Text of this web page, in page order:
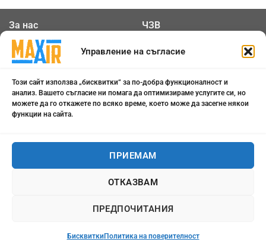
Управление на съгласие
Този сайт използва „бисквитки“ за по-добра функционалност и
анализ. Вашето съгласие ни помага да оптимизираме услугите си, но
можете да го откажете по всяко време, което може да засегне някои
функции на сайта.
ПРИЕМАМ
ОТКАЗВАМ
ПРЕДПОЧИТАНИЯ
БисквиткиПолитика на поверителност
За нас
Общи условия
поверителност
ЧЗВ
Контакти
Понеделник - Петък от
Всички права запазени 2026 ©maxair-bg.com